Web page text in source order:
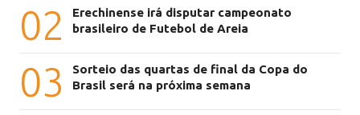
02
Erechinense irá disputar campeonato
brasileiro de Futebol de Areia
03
Sorteio das quartas de final da Copa do
Brasil será na próxima semana